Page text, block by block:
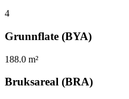
4
Grunnflate (BYA)
188.0 m²
Bruksareal (BRA)